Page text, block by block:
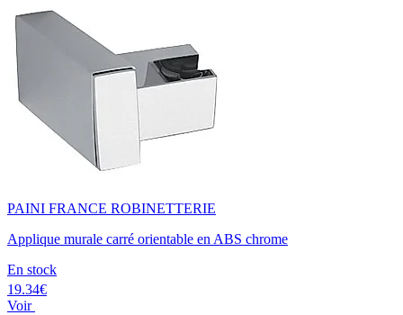
PAINI FRANCE ROBINETTERIE
Applique murale carré orientable en ABS chrome
En stock
19.34€
Voir